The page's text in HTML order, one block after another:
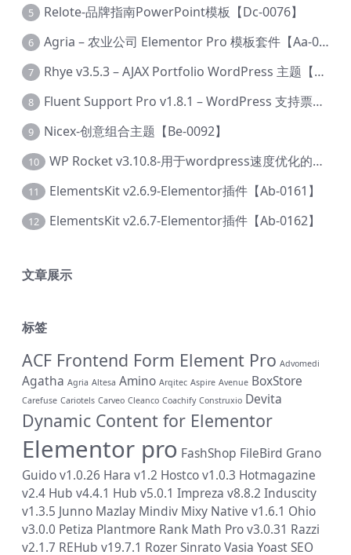
5 Relote-品牌指南PowerPoint模板【Dc-0076】
6 Agria – 农业公司 Elementor Pro 模板套件【Aa-0003】
7 Rhye v3.5.3 – AJAX Portfolio WordPress 主题【Bi-0049】
8 Fluent Support Pro v1.8.1 – WordPress 支持票务系统【Cc-0041】
9 Nicex-创意组合主题【Be-0092】
10 WP Rocket v3.10.8-用于wordpress速度优化的缓存加速插件【Cd-0019】
11 ElementsKit v2.6.9-Elementor插件【Ab-0161】
12 ElementsKit v2.6.7-Elementor插件【Ab-0162】
文章展示
标签
ACF Frontend Form Element Pro Advomedi
Agatha Agria Altesa Amino Arqitec Aspire Avenue BoxStore
Carefuse Cariotels Carveo Cleanco Coachify Construxio Devita
Dynamic Content for Elementor
Elementor pro FashShop FileBird Grano
Guido v1.0.26 Hara v1.2 Hostco v1.0.3 Hotmagazine
v2.4 Hub v4.4.1 Hub v5.0.1 Impreza v8.8.2 Induscity
v1.3.5 Junno Mazlay Mindiv Mixy Native v1.6.1 Ohio
v3.0.0 Petiza Plantmore Rank Math Pro v3.0.31 Razzi
v2.1.7 REHub v19.7.1 RozerSinratoVasia Yoast SEO